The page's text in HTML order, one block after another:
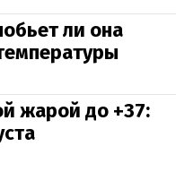
ли она
жарой до +37: